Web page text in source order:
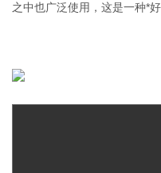
之中也广泛使用，这是一种*好